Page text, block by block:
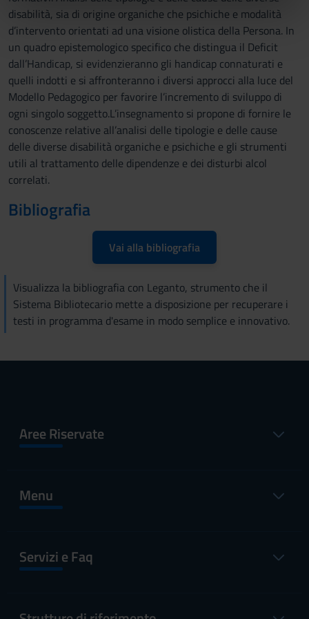
nostri partner che si occupano di analisi dei dati web,
pubblicità e social media, i quali potrebbero combinarle
con altre informazioni che hai fornito loro o che hanno
raccolto dal tuo utilizzo dei loro servizi.
disabilità, sia di origine organiche che psichiche e modalità
d’intervento orientati ad una visione olistica della Persona. In
un quadro epistemologico specifico che distingua il Deficit
dall’Handicap, si evidenzieranno gli handicap connaturati e
quelli indotti e si affronteranno i diversi approcci alla luce del
Modello Pedagogico per favorire l’incremento di sviluppo di
ogni singolo soggetto.L’insegnamento si propone di fornire le
conoscenze relative all’analisi delle tipologie e delle cause
delle diverse disabilità organiche e psichiche e gli strumenti
utili al trattamento delle dipendenze e dei disturbi alcol
correlati.
Bibliografia
Vai alla bibliografia
Visualizza la bibliografia con Leganto, strumento che il
Sistema Bibliotecario mette a disposizione per recuperare i
testi in programma d'esame in modo semplice e innovativo.
Aree Riservate
Menu
Servizi e Faq